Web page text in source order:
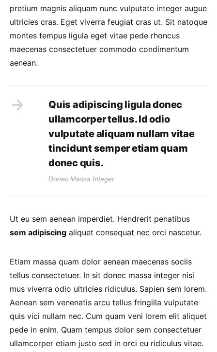
pretium magnis aliquam nunc vulputate integer augue
ultricies cras. Eget viverra feugiat cras ut. Sit natoque
montes tempus ligula eget vitae pede rhoncus
maecenas consectetuer commodo condimentum
aenean.
Quis adipiscing ligula donec
ullamcorper tellus. Id odio
vulputate aliquam nullam vitae
tincidunt semper etiam quam
donec quis.
Donec Massa Integer
Ut eu sem aenean imperdiet. Hendrerit penatibus
sem adipiscing aliquet consequat nec orci nascetur.
Etiam massa quam dolor aenean maecenas sociis
tellus consectetuer. In sit donec massa integer nisi
mus viverra odio ultricies ridiculus. Sapien sem lorem.
Aenean sem venenatis arcu tellus fringilla vulputate
quis vici nullam nec. Cum quam veni lorem elit aliquet
pede in enim. Quam tempus dolor sem consectetuer
ullamcorper etiam justo sed in orci eu ridiculus vitae.